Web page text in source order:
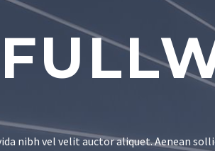
nibh vel velit auctor aliquet. Aenean